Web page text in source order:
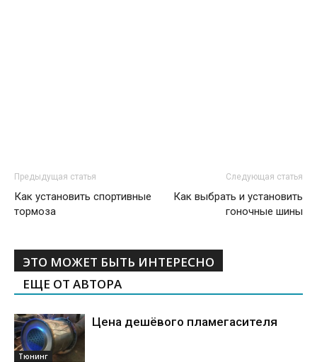
Предыдущая статья
Как установить спортивные
тормоза
Следующая статья
Как выбрать и установить
гоночные шины
ЭТО МОЖЕТ БЫТЬ ИНТЕРЕСНО
ЕЩЕ ОТ АВТОРА
Тюнинг
Цена дешёвого пламегасителя